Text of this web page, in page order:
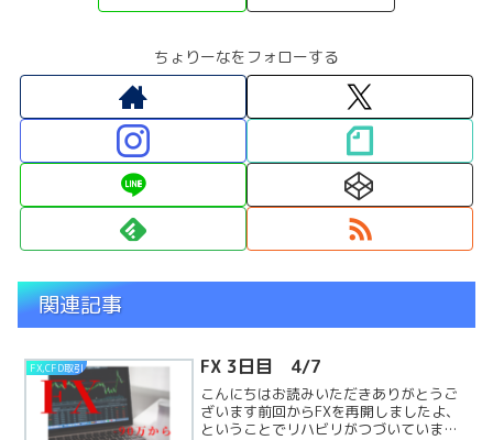
ちょりーなをフォローする
関連記事
FX,CFD取引 FX 3日目 4/7
こんにちはお読みいただきありがとうご
ざいます前回からFXを再開しましたよ、
ということでリハビリがつづいていま